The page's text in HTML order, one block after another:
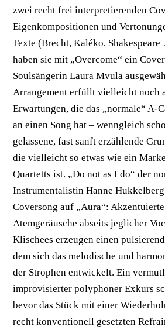
zwei recht frei interpretierenden
Eigenkompositionen und
Texte (Brecht, Kaléko,
haben sie mit „Overcome“ ein
Soulsängerin Laura Mvula
Arrangement erfüllt vielleicht noch
Erwartungen, die das „normale“ A-
an einen Song hat – wenngleich
gelassene, fast sanft erzählende
die vielleicht so etwas wie ein
Quartetts ist. „Do not as I do“ der
Instrumentalistin Hanne
Coversong auf „Aura“:
Atemgeräusche abseits jeglicher
Klischees erzeugen einen
dem sich das melodische und
der Strophen entwickelt. Ein
improvisierter polyphoner Exkurs
bevor das Stück mit einer
recht konventionell gesetzten